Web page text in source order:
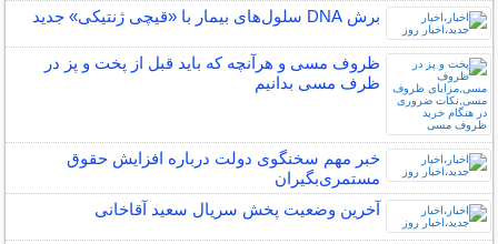
برش DNA سلول‌های بیمار با «قیچی ژنتیکی» جدید
ظروف مسی و هرآنچه که باید قبل از پخت و پز در
ظرف مسی بدانیم
خبر مهم سخنگوی دولت درباره افزایش حقوق
مستمری‌بگیران
آخرین وضعیت پخش سریال سعید آقاخانی